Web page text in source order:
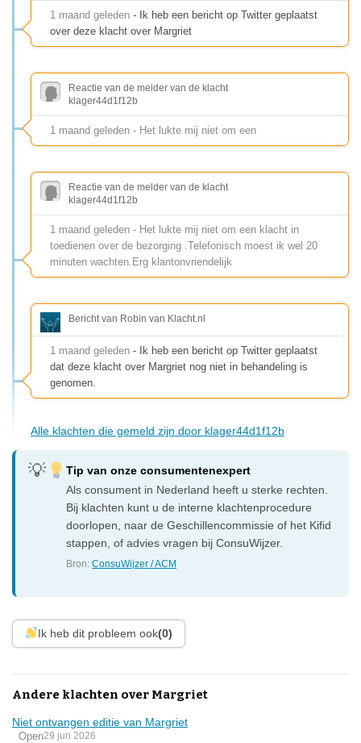
1 maand geleden - Ik heb een bericht op Twitter geplaatst
over deze klacht over Margriet
Reactie van de melder van de klacht
klager44d1f12b
1 maand geleden - Het lukte mij niet om een
Reactie van de melder van de klacht
klager44d1f12b
1 maand geleden - Het lukte mij niet om een klacht in
toedienen over de bezorging .Telefonisch moest ik wel 20
minuten wachten.Erg klantonvriendelijk
Bericht van Robin van Klacht.nl
1 maand geleden - Ik heb een bericht op Twitter geplaatst
dat deze klacht over Margriet nog niet in behandeling is
genomen.
Alle klachten die gemeld zijn door klager44d1f12b
Tip van onze consumentenexpert
Als consument in Nederland heeft u sterke rechten.
Bij klachten kunt u de interne klachtenprocedure
doorlopen, naar de Geschillencommissie of het Kifid
stappen, of advies vragen bij ConsuWijzer.
Bron:ConsuWijzer / ACM
Ik heb dit probleem ook(0)
Andere klachten over Margriet
Niet ontvangen editie van Margriet
Open29 jun 2026